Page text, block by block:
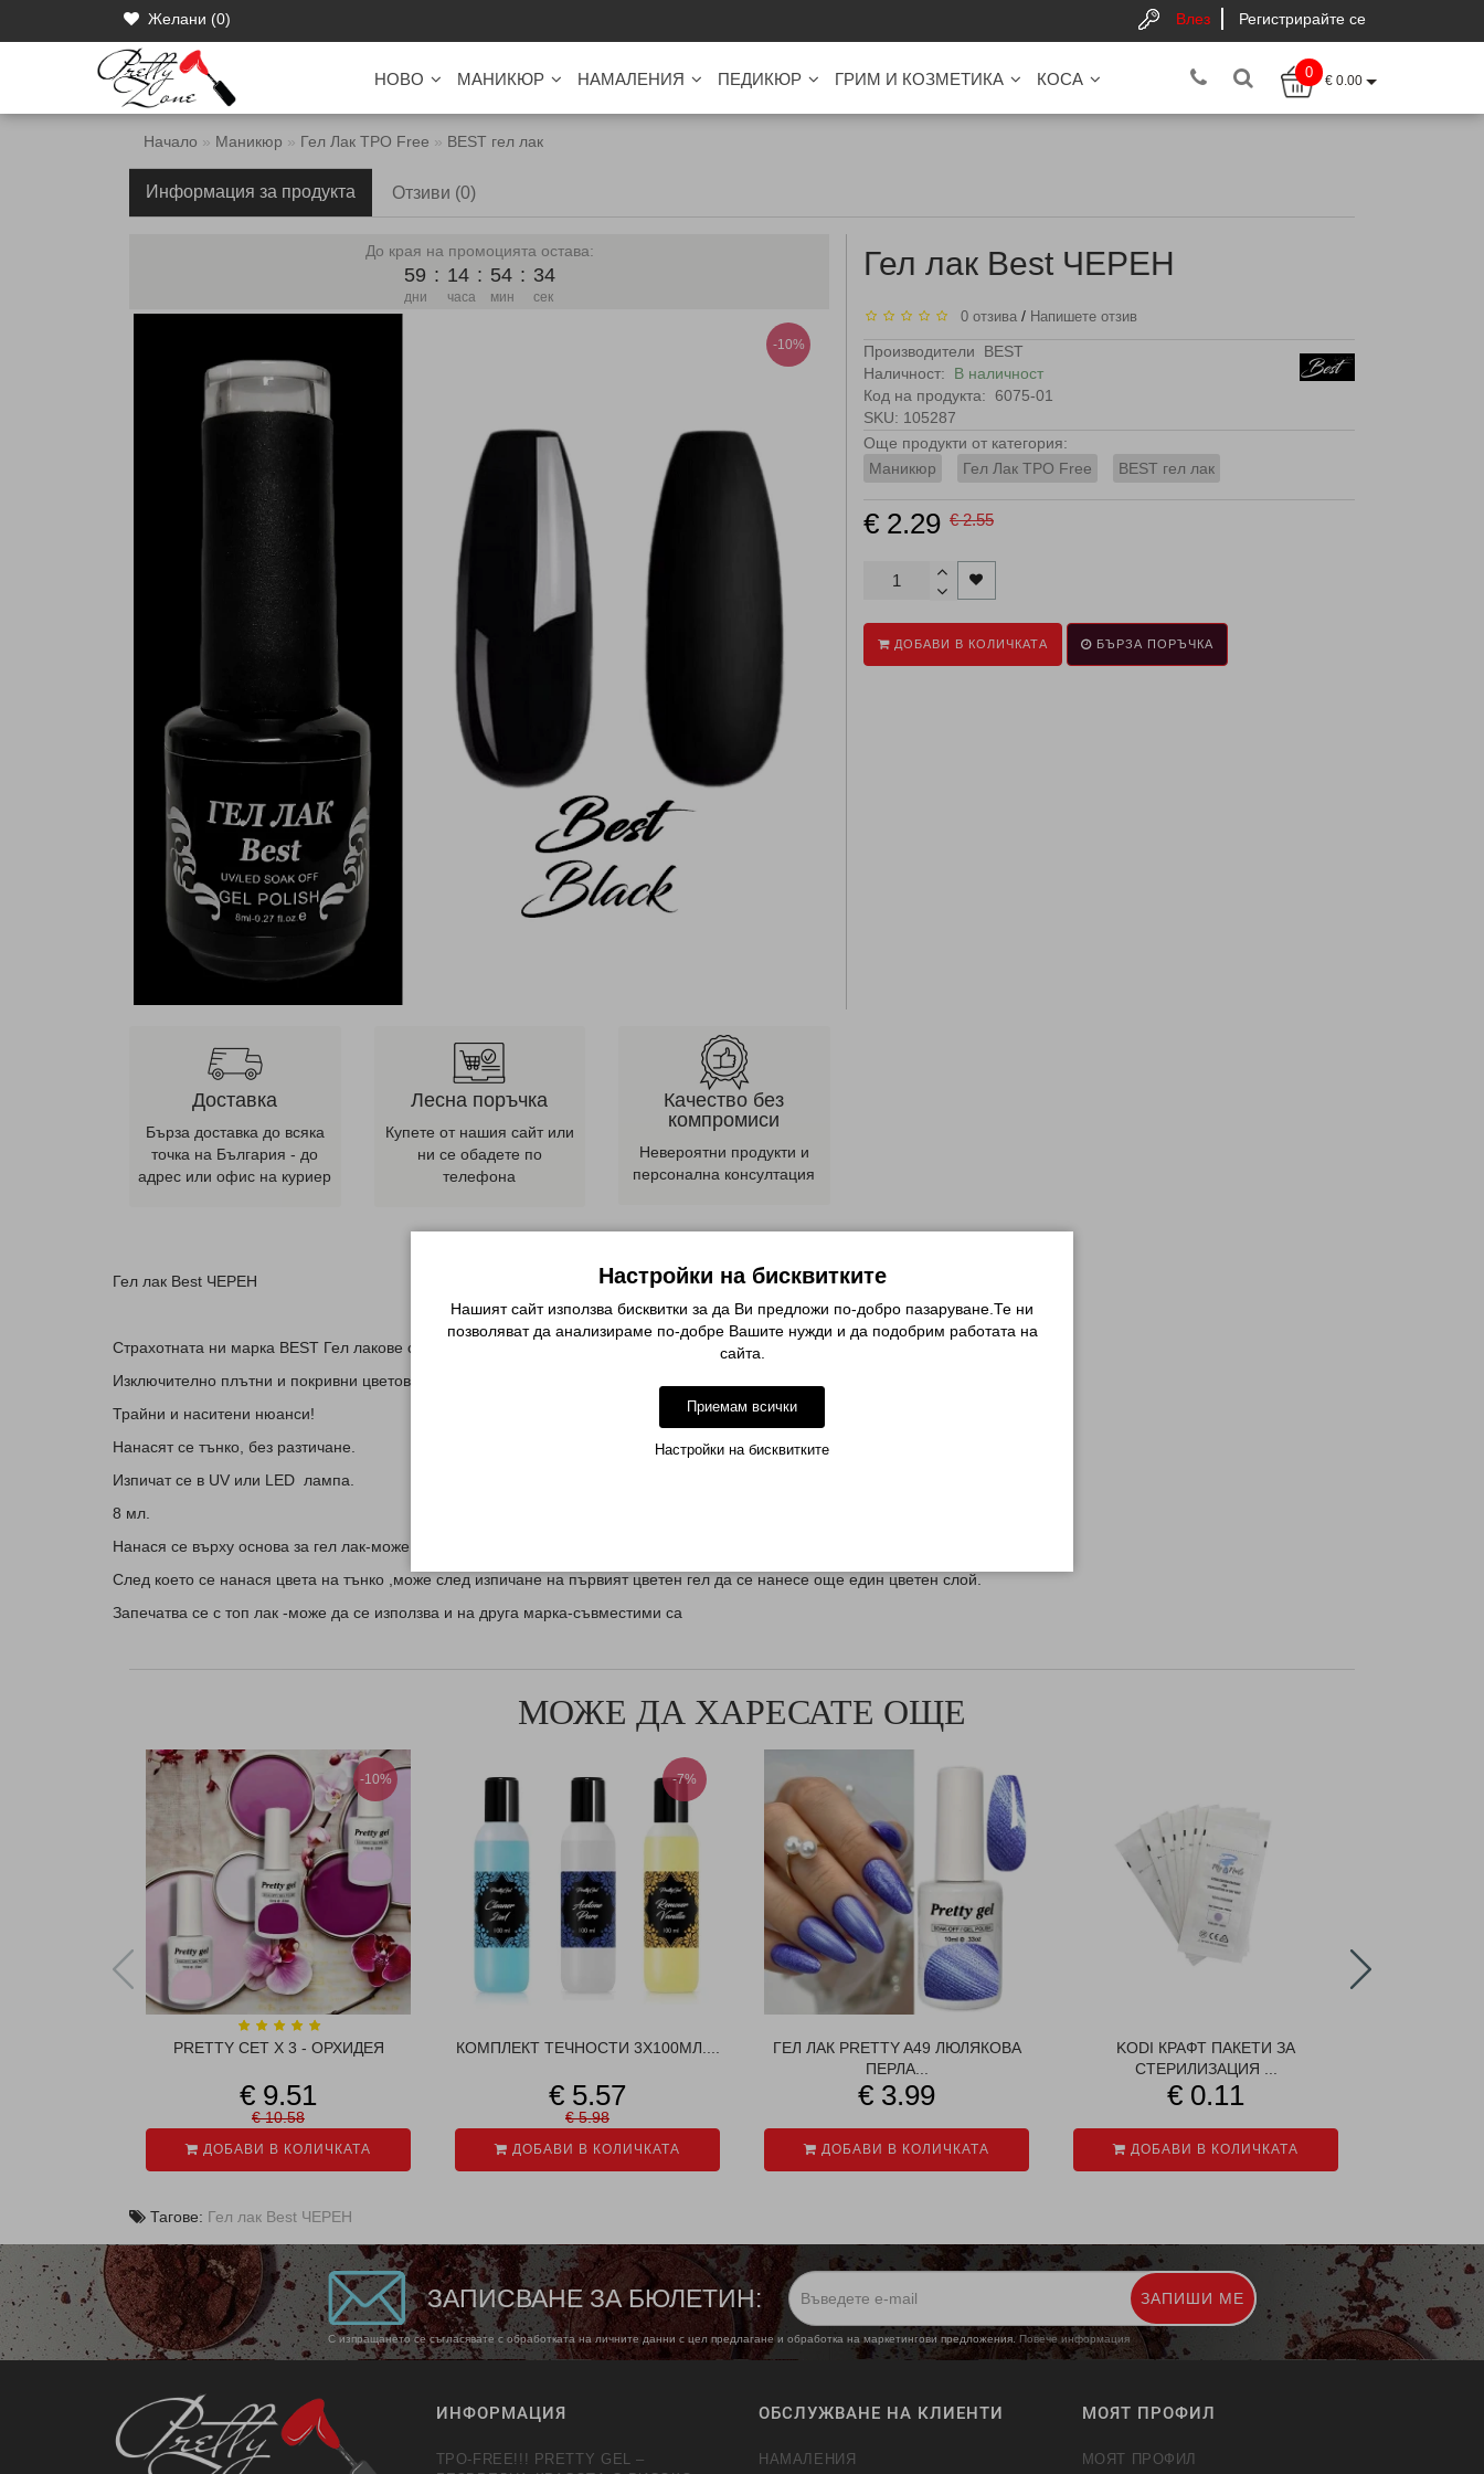
Желани (0) Влез Регистрирайте се
НОВО МАНИКЮР НАМАЛЕНИЯ ПЕДИКЮР ГРИМ И КОЗМЕТИКА КОСА 0
€ 0.00
Начало Маникюр Гел Лак TPO Free BEST гел лак
Информация за продукта Отзиви (0)
До края на промоцията остава:
59
дни
: 14
часа
: 54
мин
: 33
сек
-10%
Доставка
Бърза доставка до всяка
точка на България - до
адрес или офис на куриер
Лесна поръчка
Купете от нашия сайт или
ни се обадете по
телефона
Качество без
компромиси
Невероятни продукти и
персонална консултация
Гел лак Best ЧЕРЕН
0 отзива / Напишете отзив
Производители
BEST
Наличност: В наличност
Код на продукта: 6075-01
SKU: 105287
Още продукти от категория:
Маникюр
Гел Лак TPO Free BEST гел лак
€ 2.29 € 2.55
ДОБАВИ В КОЛИЧКАТА БЪРЗА ПОРЪЧКА
Описание
Гел лак Best ЧЕРЕН
Страхотната ни марка BEST Гел лакове са с високо качество и на достъпна цена!
Изключително плътни и покривни цветове!
Трайни и наситени нюанси!
Нанасят се тънко, без разтичане.
Изпичат се в UV или LED лампа.
8 мл.
Нанася се върху основа за гел лак-може да се използва и на друга марка-съвместими са .
След което се нанася цвета на тънко ,може след изпичане на първият цветен гел да се нанесе още един цветен слой.
Запечатва се с топ лак -може да се използва и на друга марка-съвместими са
МОЖЕ ДА ХАРЕСАТЕ ОЩЕ
-10%
PRETTY СЕТ X 3 - ОРХИДЕЯ
€ 9.51
€ 10.58
ДОБАВИ В КОЛИЧКАТА
-7%
КОМПЛЕКТ ТЕЧНОСТИ 3X100МЛ....
€ 5.57
€ 5.98
ДОБАВИ В КОЛИЧКАТА
ГЕЛ ЛАК PRETTY A49 ЛЮЛЯКОВА
ПЕРЛА...
€ 3.99
ДОБАВИ В КОЛИЧКАТА
KODI КРАФТ ПАКЕТИ ЗА
СТЕРИЛИЗАЦИЯ ...
€ 0.11
ДОБАВИ В КОЛИЧКАТА
Тагове: Гел лак Best ЧЕРЕН
ЗАПИСВАНЕ ЗА БЮЛЕТИН: ЗАПИШИ МЕ
С изпращането се съгласявате с обработката на личните данни с цел предлагане и обработка на маркетингови предложения. Повече информация
ИНФОРМАЦИЯ
TPO-FREE!!! PRETTY GEL –
ОБСЛУЖВАНЕ НА КЛИЕНТИ
НАМАЛЕНИЯ
МОЯТ ПРОФИЛ
МОЯТ ПРОФИЛ
Настройки на бисквитките
Нашият сайт използва бисквитки за да Ви предложи по-добро пазаруване.Те ни
позволяват да анализираме по-добре Вашите нужди и да подобрим работата на
сайта.
Приемам всички
Настройки на бисквитките